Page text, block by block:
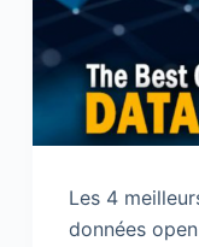
Les 4
données